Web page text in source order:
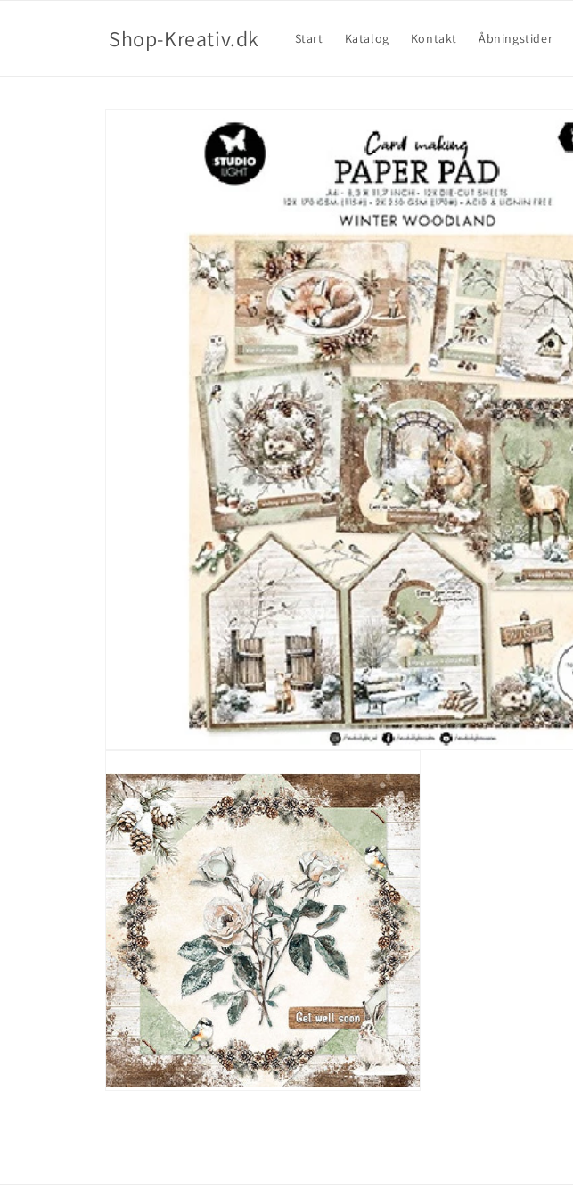
Shop-Kreativ.dk Start Katalog Kontakt Åbningstider